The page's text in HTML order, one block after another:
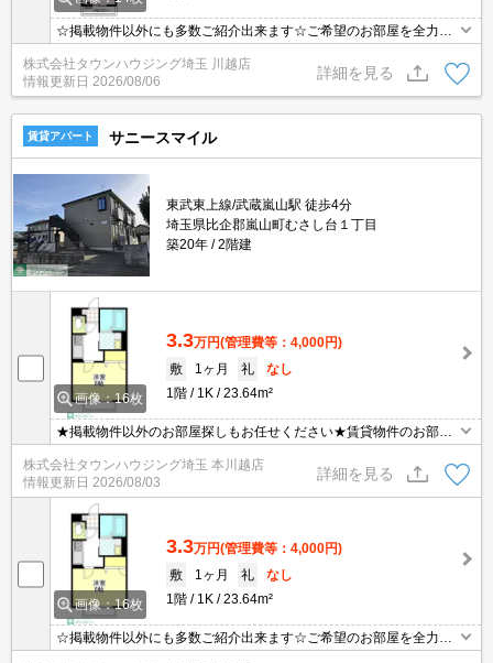
☆掲載物件以外にも多数ご紹介出来ます☆ご希望のお部屋を全力で
お探しさせて頂きます♪
株式会社タウンハウジング埼玉 川越店
情報更新日 2026/08/06
詳細を見る
賃貸アパート サニースマイル
東武東上線/武蔵嵐山駅 徒歩4分
埼玉県比企郡嵐山町むさし台１丁目
築20年
2階建
画像：16枚
3.3万円(管理費等：4,000円)
敷
1ヶ月 礼
なし
1階
1K 23.64m²
★掲載物件以外のお部屋探しもお任せください★賃貸物件のお部屋
探しはタウンハウジングへ★
株式会社タウンハウジング埼玉 本川越店
情報更新日 2026/08/03
詳細を見る
画像：16枚
3.3万円(管理費等：4,000円)
敷
1ヶ月 礼
なし
1階
1K 23.64m²
☆掲載物件以外にも多数ご紹介出来ます☆ご希望のお部屋を全力で
お探しさせて頂きます♪